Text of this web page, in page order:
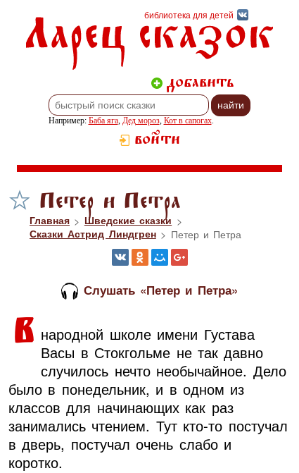
библиотека для детей
Ларец сказок
добавить
Например: Баба яга, Дед мороз, Кот в сапогах.
войти
Петер и Петра
Главная > Шведские сказки >
Сказки Астрид Линдгрен> Петер и Петра
Слушать «Петер и Петра»
В народной школе имени Густава
Васы в Стокгольме не так давно
случилось нечто необычайное. Дело
было в понедельник, и в одном из
классов для начинающих как раз
занимались чтением. Тут кто-то постучал
в дверь, постучал очень слабо и
коротко.